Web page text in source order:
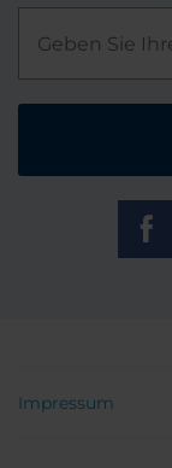
Impressum